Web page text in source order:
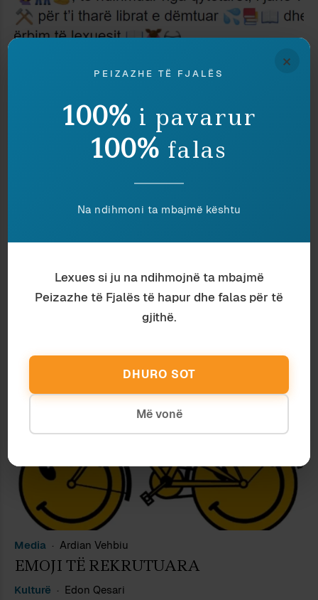
Ardian Vehbiu
Ardian Vehbiu
EMOJI TË REKRUTUARA (II)
Media Ardian Vehbiu
EMOJI TË REKRUTUARA
Kulturë Edon Qesari
×
PEIZAZHE TË FJALËS
100% i pavarur
100% falas
Na ndihmoni ta mbajmë kështu
Lexues si ju na ndihmojnë ta mbajmë
Peizazhe të Fjalës të hapur dhe falas për të
gjithë.
DHURO SOT
Më vonë